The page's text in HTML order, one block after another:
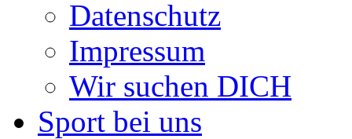
Datenschutz
Impressum
Wir suchen DICH
Sport bei uns